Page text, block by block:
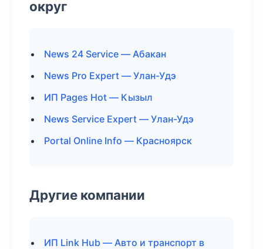
округ
News 24 Service — Абакан
News Pro Expert — Улан-Удэ
ИП Pages Hot — Кызыл
News Service Expert — Улан-Удэ
Portal Online Info — Красноярск
Другие компании
ИП Link Hub — Авто и транспорт в